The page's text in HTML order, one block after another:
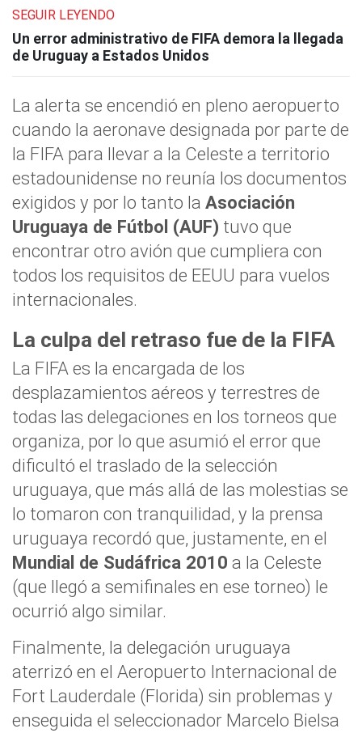
SEGUIR LEYENDO
Un error administrativo de FIFA demora la llegada
de Uruguay a Estados Unidos
La alerta se encendió en pleno aeropuerto
cuando la aeronave designada por parte de
la FIFA para llevar a la Celeste a territorio
estadounidense no reunía los documentos
exigidos y por lo tanto la Asociación
Uruguaya de Fútbol (AUF) tuvo que
encontrar otro avión que cumpliera con
todos los requisitos de EEUU para vuelos
internacionales.
La culpa del retraso fue de la FIFA
La FIFA es la encargada de los
desplazamientos aéreos y terrestres de
todas las delegaciones en los torneos que
organiza, por lo que asumió el error que
dificultó el traslado de la selección
uruguaya, que más allá de las molestias se
lo tomaron con tranquilidad, y la prensa
uruguaya recordó que, justamente, en el
Mundial de Sudáfrica 2010 a la Celeste
(que llegó a semifinales en ese torneo) le
ocurrió algo similar.
Finalmente, la delegación uruguaya
aterrizó en el Aeropuerto Internacional de
Fort Lauderdale (Florida) sin problemas y
enseguida el seleccionador Marcelo Bielsa